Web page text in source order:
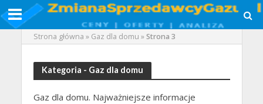
Strona główna » Gaz dla domu »Strona 3
Kategoria - Gaz dla domu
Gaz dla domu. Najważniejsze informacje